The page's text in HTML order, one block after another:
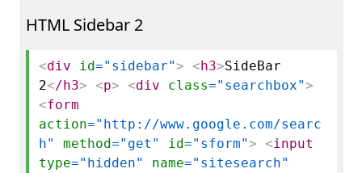
HTML Sidebar 2
<div id="sidebar"> <h3>SideBar
2</h3> <p> <div class="searchbox">
<form
action="http://www.google.com/searc
h"
method="get" id="sform"> <input
type="hidden" name="sitesearch"